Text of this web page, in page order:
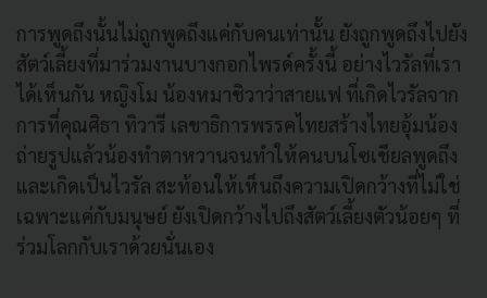
การพูดถึงนั้นไม่ถูกพูดถึงแค่กับคนเท่านั้น ยังถูกพูดถึงไปยัง
สัตว์เลี้ยงที่มาร่วมงานบางกอกไพรด์ครั้งนี้ อย่างไวรัลที่เรา
ได้เห็นกัน หญิงโม น้องหมาชิวาว่าสายแฟ ที่เกิดไวรัลจาก
การที่คุณศิธา ทิวารี เลขาธิการพรรคไทยสร้างไทยอุ้มน้อง
ถ่ายรูปแล้วน้องทำตาหวานจนทำให้คนบนโซเชียลพูดถึง
และเกิดเป็นไวรัล สะท้อนให้เห็นถึงความเปิดกว้างที่ไม่ใช่
เฉพาะแค่กับมนุษย์ ยังเปิดกว้างไปถึงสัตว์เลี้ยงตัวน้อยๆ ที่
ร่วมโลกกับเราด้วยนั่นเอง